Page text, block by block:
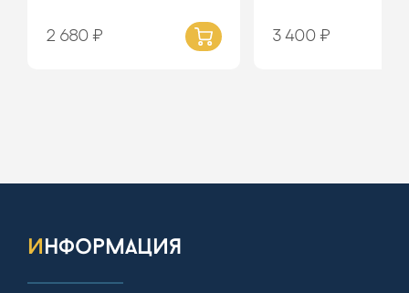
2 680 ₽ 3 400 ₽
информация